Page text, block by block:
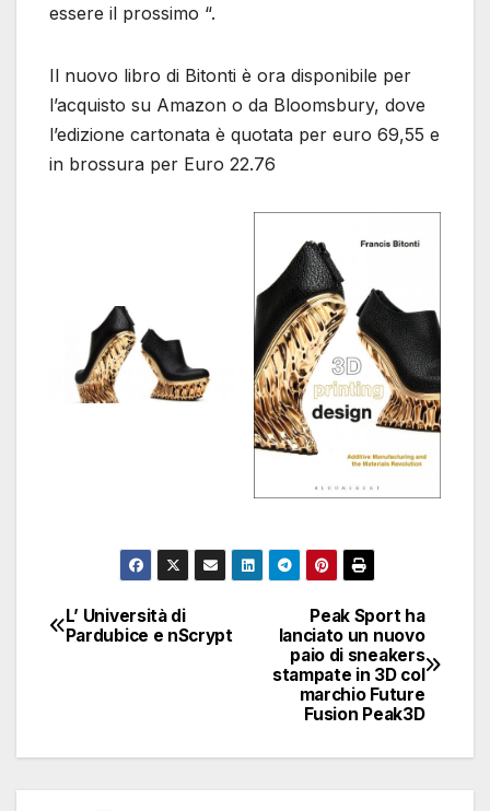
essere il prossimo “.
Il nuovo libro di Bitonti è ora disponibile per
l’acquisto su Amazon o da Bloomsbury, dove
l’edizione cartonata è quotata per euro 69,55 e
in brossura per Euro 22.76
Navigazione
Peak Sport ha
lanciato un nuovo
paio di sneakers
stampate in 3D col
marchio Future
Fusion Peak3D
L’ Università di
Pardubice e nScrypt